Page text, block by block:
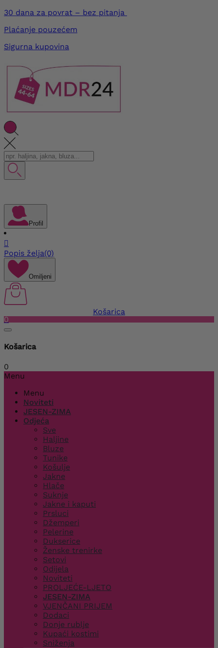
30 dana za povrat – bez pitanja
Plaćanje pouzećem
Sigurna kupovina
Profil

Popis želja(0)
Omiljeni
Košarica
0
Košarica
0
Menu
Menu
Noviteti
JESEN-ZIMA
Odjeća
Sve
Haljine
Bluze
Tunike
Košulje
Jakne
Hlače
Suknje
Jakne i kaputi
Prsluci
Džemperi
Pelerine
Dukserice
Ženske trenirke
Setovi
Odijela
Noviteti
PROLJEĆE-LJETO
JESEN-ZIMA
VJENČANI PRIJEM
Dodaci
Donje rublje
Kupaći kostimi
Sniženja